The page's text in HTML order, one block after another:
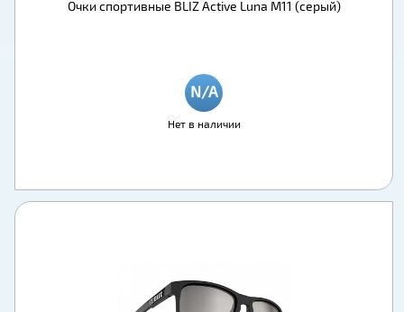
Очки спортивные BLIZ Active Luna M11 (серый)
Нет в наличии